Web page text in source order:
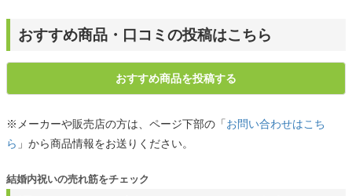
おすすめ商品・口コミの投稿はこちら
おすすめ商品を投稿する
※メーカーや販売店の方は、ページ下部の「お問い合わせはこち
ら 」から商品情報をお送りください。
結婚内祝いの売れ筋をチェック